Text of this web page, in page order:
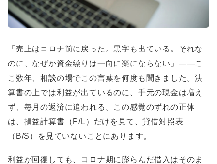
「売上はコロナ前に戻った。黒字も出ている。それな
のに、なぜか資金繰りは一向に楽にならない」——こ
こ数年、相談の場でこの言葉を何度も聞きました。決
算書の上では利益が出ているのに、手元の現金は増え
ず、毎月の返済に追われる。この感覚のずれの正体
は、損益計算書（P/L）だけを見て、貸借対照表
（B/S）を見ていないことにあります。
利益が回復しても、コロナ期に膨らんだ借入はそのま